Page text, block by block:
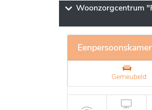
welzijn en de
aangeboden om de
en begeleiding
aanpak.
Woonzorgcentrum
Gemeubeld